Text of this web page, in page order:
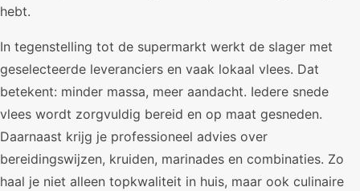
hebt.
In tegenstelling tot de supermarkt werkt de slager met
geselecteerde leveranciers en vaak lokaal vlees. Dat
betekent: minder massa, meer aandacht. Iedere snede
vlees wordt zorgvuldig bereid en op maat gesneden.
Daarnaast krijg je professioneel advies over
bereidingswijzen, kruiden, marinades en combinaties. Zo
haal je niet alleen topkwaliteit in huis, maar ook culinaire